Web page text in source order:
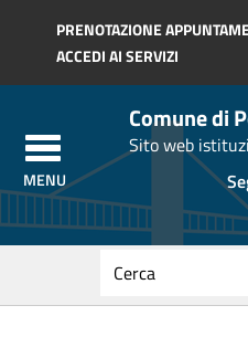
Regione Toscana
PRENOTAZIONE
ACCEDI AI SERVIZI
Comune di
Sito web
testo
da
cercare
ricerca